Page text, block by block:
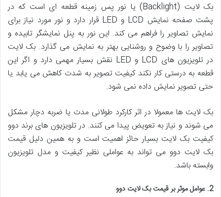
بک لایت (Backlight) یا نور پس زمینه قطعه ای است که در
پشت صفحه نمایش LCD و LED قرار دارد و نور مورد نیاز برای
نمایش تصاویر را فراهم می کند. این نور به پنل نمایشگر تابیده و
تصاویر را با وضوح و روشنایی بهتر به نمایش می گذارد. بک لایت
در تلویزیون های LCD و LED نقش بسیار مهمی دارد و اگر این
قطعه به درستی کار نکند کیفیت تصویر به شدت کاهش می یابد یا
حتی تصویر نمایش داده نمی شود.
بک لایت ها معمولا در اثر کارکرد طولانی مدت یا ضربه دچار مشکل
می شوند و نیاز به تعویض پیدا می کنند. در تلویزیون های برند دوو
کیفیت بک لایت بسیار حائز اهمیت است و به همین دلیل قیمت
بک لایت دوو می تواند به عواملی نظیر کیفیت و مدل تلویزیون
وابسته باشد.
2. عوامل موثر بر قیمت بک لایت دوو